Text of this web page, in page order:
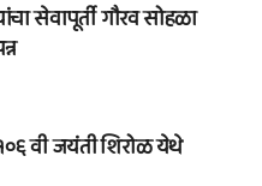
सेवापूर्ती गौरव सोहळा
वी जयंती शिरोळ येथे